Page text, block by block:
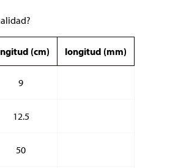
(cm) longitud (mm)
9
12.5
50